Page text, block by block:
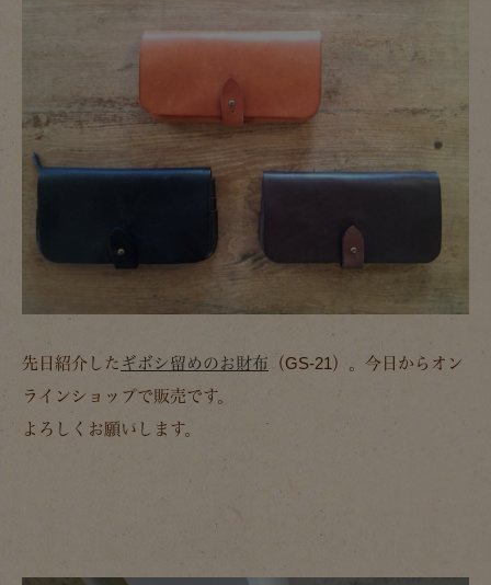
先日紹介した ギボシ留めのお財布 （GS-21）。今日からオン
ラインショップで販売です。
よろしくお願いします。